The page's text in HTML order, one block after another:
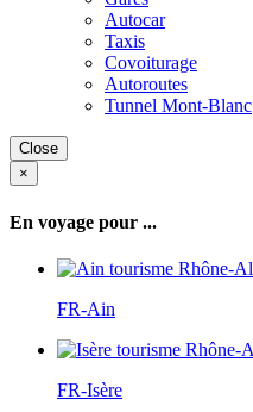
Autocar
Taxis
Covoiturage
Autoroutes
Tunnel Mont-Blanc
Close
×
En voyage pour ...
FR-Ain
FR-Isère